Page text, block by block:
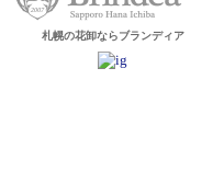
札幌の花卸ならブランディア